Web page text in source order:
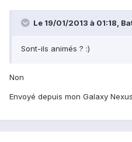
Le 19/01/2013 à 01:18,
Sont-ils animés ? :)
Non
Envoyé depuis mon Galaxy